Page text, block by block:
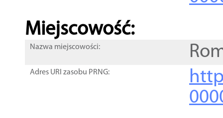
Miejscowość:
Nazwa miejscowości:
Adres URI zasobu PRNG: